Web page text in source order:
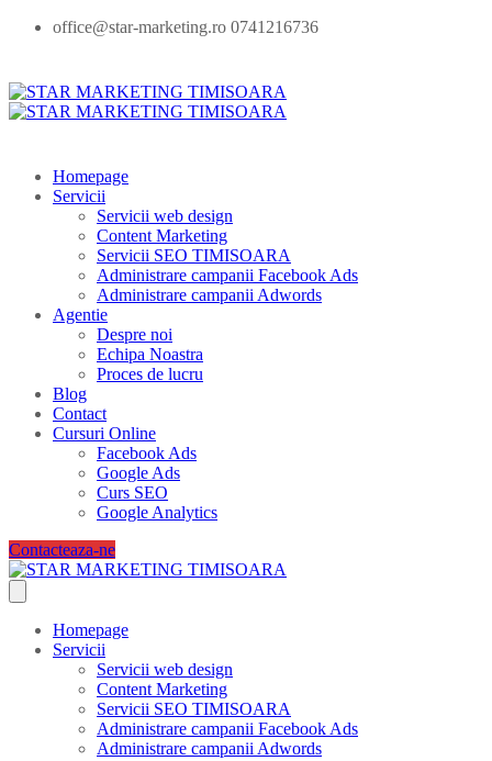
office@star-marketing.ro 0741216736
Homepage
Servicii
Servicii web design
Content Marketing
Servicii SEO TIMISOARA
Administrare campanii Facebook Ads
Administrare campanii Adwords
Agentie
Despre noi
Echipa Noastra
Proces de lucru
Blog
Contact
Cursuri Online
Facebook Ads
Google Ads
Curs SEO
Google Analytics
Contacteaza-ne
Homepage
Servicii
Servicii web design
Content Marketing
Servicii SEO TIMISOARA
Administrare campanii Facebook Ads
Administrare campanii Adwords